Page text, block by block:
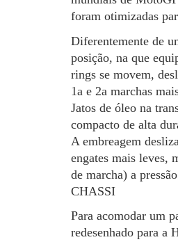
foram otimizadas
Diferentemente de
posição, na que
rings se movem,
1a e 2a marchas
Jatos de óleo na
compacto de alta
A embreagem
engates mais leves,
de marcha) a
CHASSI
Para acomodar um
redesenhado para a